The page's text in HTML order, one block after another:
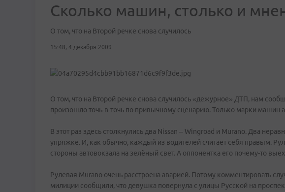
Сколько машин, столько и
О том, что на Второй речке снова случилось
15:48, 4 декабря 2009
О том, что на Второй речке снова случилось «дежурное» ДТП, нам
произошло точь-в-точь по привычному сценарию. Только марки машин
В этот раз здесь столкнулись два Nissan – Wingroad и Murano. Два
упряжке. И, как обычно, каждый из водителей считает себя правым.
стороны автовокзала на зелёный свет. А оппонентка его почему-то
Рулевая Murano очень расстроена аварией. Потому комментировать
милиции сообщили, что девушка повернула с улицы Русской на